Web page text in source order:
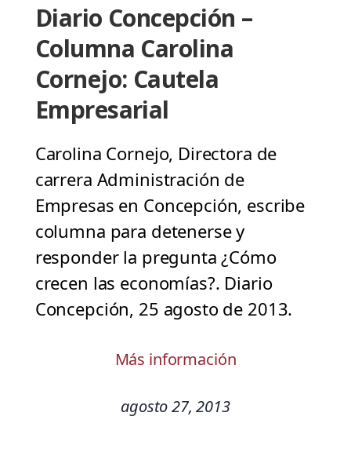
Diario Concepción –
Columna Carolina
Cornejo: Cautela
Empresarial
Carolina Cornejo, Directora de
carrera Administración de
Empresas en Concepción, escribe
columna para detenerse y
responder la pregunta ¿Cómo
crecen las economías?. Diario
Concepción, 25 agosto de 2013.
Más información
agosto 27, 2013